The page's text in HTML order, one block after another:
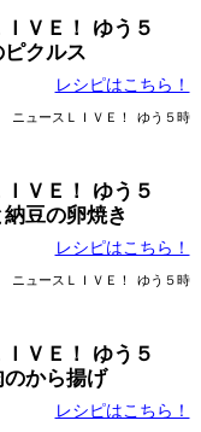
ＩＶＥ！ ゆう５
クルス
レシピはこちら！
ニュースＬＩＶＥ！ ゆう５時
ＩＶＥ！ ゆう５
豆の卵焼き
レシピはこちら！
ニュースＬＩＶＥ！ ゆう５時
ＩＶＥ！ ゆう５
のから揚げ
レシピはこちら！